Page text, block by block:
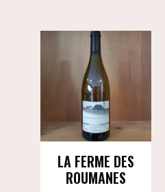
LA FERME DES
ROUMANES